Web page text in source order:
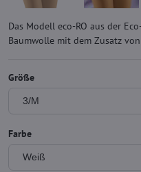
Das Modell eco-RO aus der
Baumwolle mit dem Zusatz
Größe
Farbe